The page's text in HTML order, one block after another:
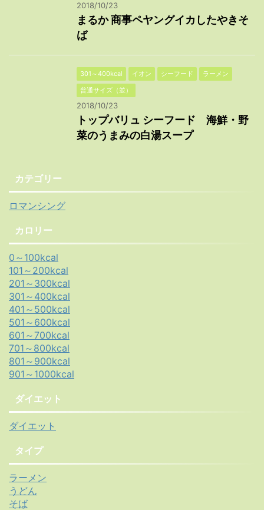
2018/10/23
まるか 商事ペヤングイカしたやきそ
ば
301～400kcal イオン シーフード
ラーメン
普通サイズ（並）
2018/10/23
トップバリュ シーフード 海鮮・野
菜のうまみの白湯スープ
カテゴリー
ロマンシング
カロリー
0～100kcal
101～200kcal
201～300kcal
301～400kcal
401～500kcal
501～600kcal
601～700kcal
701～800kcal
801～900kcal
901～1000kcal
ダイエット
ダイエット
タイプ
ラーメン
うどん
そば